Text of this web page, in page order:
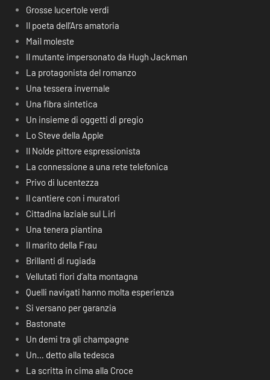
Grosse lucertole verdi
Il poeta dell’Ars amatoria
Mail moleste
Il mutante impersonato da Hugh Jackman
La protagonista del romanzo
Una tessera invernale
Una fibra sintetica
Un insieme di oggetti di pregio
Lo Steve della Apple
Il Nolde pittore espressionista
La connessione a una rete telefonica
Privo di lucentezza
Il cantiere con i muratori
Cittadina laziale sul Liri
Una tenera piantina
Il marito della Frau
Brillanti di rugiada
Vellutati fiori d’alta montagna
Quelli navigati hanno molta esperienza
Si versano per garanzia
Bastonate
Un demi tra gli champagne
Un… detto alla tedesca
La scritta in cima alla Croce